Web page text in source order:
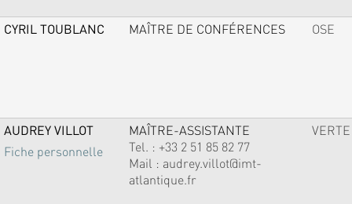
CYRIL TOUBLANC MAÎTRE DE CONFÉRENCES OSE
AUDREY VILLOT
Fiche personnelle
MAÎTRE-ASSISTANTE
Tel. : +33 2 51 85 82 77
Mail : audrey.villot@imt-
atlantique.fr
VERTE